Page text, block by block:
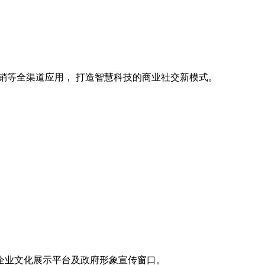
全渠道应用， 打造智慧科技的商业社交新模式。
文化展示平台及政府形象宣传窗口。